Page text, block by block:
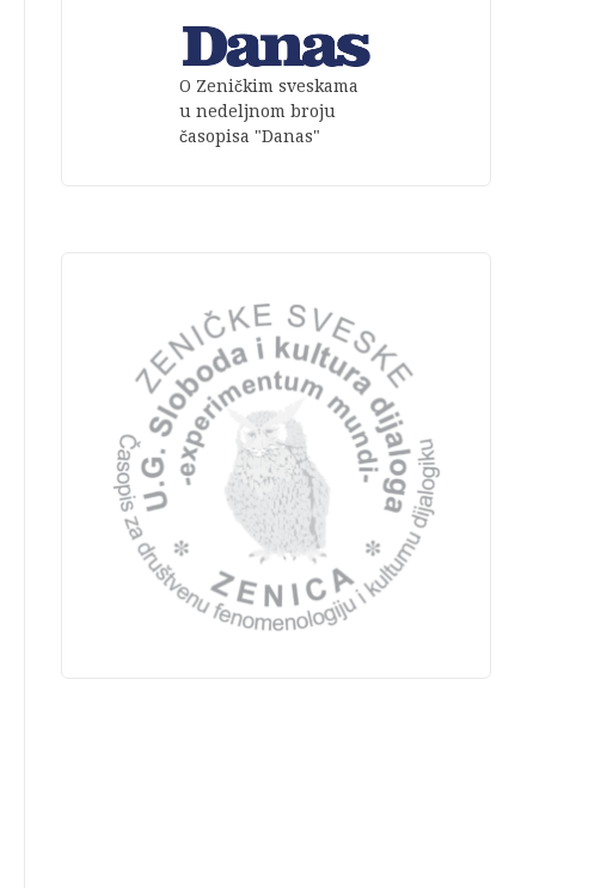
O Zeničkim sveskama
u nedeljnom broju
časopisa "Danas"